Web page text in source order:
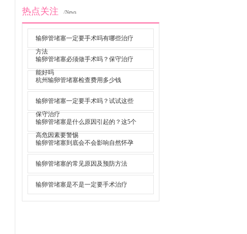
热点关注 /News
输卵管堵塞一定要手术吗有哪些治疗
方法
输卵管堵塞必须做手术吗？保守治疗
能好吗
杭州输卵管堵塞检查费用多少钱
输卵管堵塞一定要手术吗？试试这些
保守治疗
输卵管堵塞是什么原因引起的？这5个
高危因素要警惕
输卵管堵塞到底会不会影响自然怀孕
输卵管堵塞的常见原因及预防方法
输卵管堵塞是不是一定要手术治疗